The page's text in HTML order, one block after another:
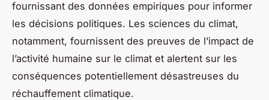
fournissant des données empiriques pour informer
les décisions politiques. Les sciences du climat,
notamment, fournissent des preuves de l’impact de
l’activité humaine sur le climat et alertent sur les
conséquences potentiellement désastreuses du
réchauffement climatique.